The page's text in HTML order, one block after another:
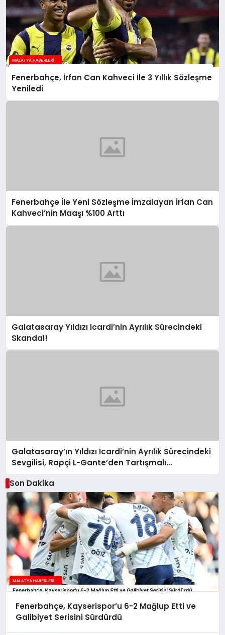
Fenerbahçe, İrfan Can Kahveci İle 3 Yıllık Sözleşme
Yeniledi
Fenerbahçe İle Yeni Sözleşme İmzalayan İrfan Can
Kahveci’nin Maaşı %100 Arttı
Galatasaray Yıldızı Icardi’nin Ayrılık Sürecindeki
Skandal!
Galatasaray’ın Yıldızı Icardi’nin Ayrılık Sürecindeki
Sevgilisi, Rapçi L-Gante’den Tartışmalı
Açıklamalar
Son Dakika
Fenerbahçe, Kayserispor’u 6-2 Mağlup Etti ve
Galibiyet Serisini Sürdürdü